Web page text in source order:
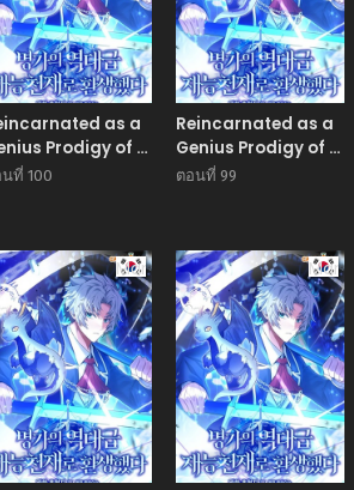
as a
Prodigy of a
Family
ที่ 100
Reincarnated as a
Genius Prodigy of a
Prestigious Family
ตอนที่ 99
Manhwa